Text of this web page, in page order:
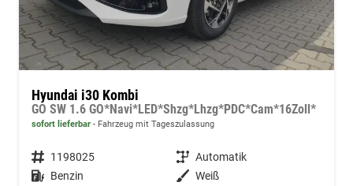
Hyundai i30 Kombi
GO SW 1.6 GO*Navi*LED*Shzg*Lhzg*PDC*Cam*16Zoll*
sofort lieferbar Fahrzeug mit Tageszulassung
Fahrzeugnummer 1198025 Getriebe Automatik
Kraftstoff Benzin Außenfarbe Weiß